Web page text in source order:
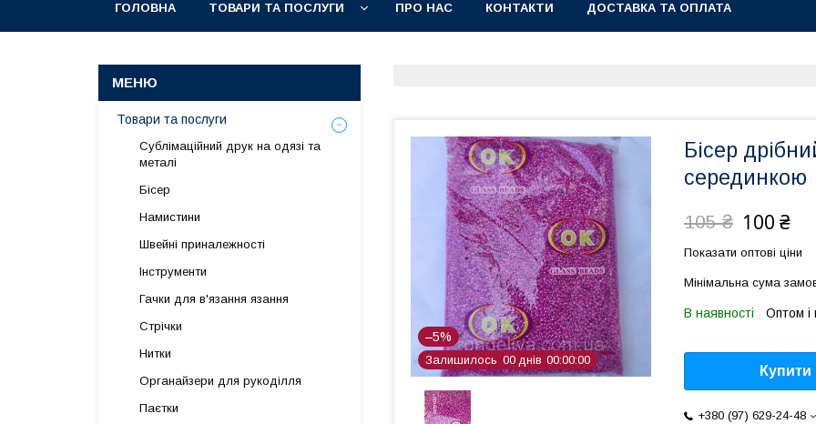
ГОЛОВНА ТОВАРИ ТА ПОСЛУГИ ПРО НАС КОНТАКТИ ДОСТАВКА ТА ОПЛАТА
–5%
Залишилось 00 днів 00 00 00
Бісер
серединкою
105 ₴ 100 ₴
Показати оптові ціни
Мінімальна сума
В наявності Оптом і
Купити
+380 (97) 629-24-48
Товари та послуги
Сублімаційний друк на одязі та
металі
Бісер
Намистини
Швейні приналежності
Інструменти
Гачки для в'язання язання
Стрічки
Нитки
Органайзери для рукоділля
Паєтки